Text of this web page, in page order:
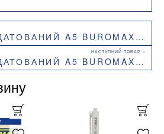
A5 BUROMAX COMBI BM.20500-09
A5 BUROMAX CLASSIC BM.20980